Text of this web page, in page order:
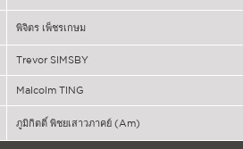
พิจิตร เพ็ชรเกษม
Trevor SIMSBY
Malcolm TING
ภูมิกิตติ์ พิชยเสาวภาคย์ (Am)